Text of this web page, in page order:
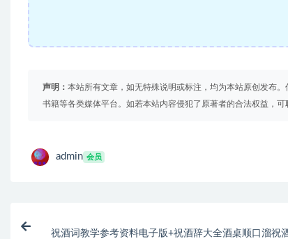
声明： 本站所有文章，如无特殊说明或标注，均为本站原创发布
书籍等各类媒体平台。如若本站内容侵犯了原著者的合法权益，可
admin 会员
祝酒词教学参考资料电子版+祝酒辞大全酒桌顺口溜祝